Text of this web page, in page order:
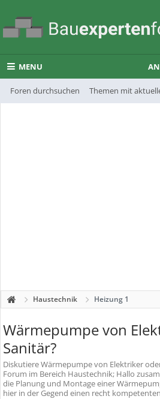
MENU
Foren durchsuchen Themen mit
Haustechnik Heizung 1
Wärmepumpe von
Sanitär?
DiskutiereWärmepumpe von Elektriker
Forum im Bereich Haustechnik; Hallo
die Planung und Montage einer
hier in der Gegend einen recht